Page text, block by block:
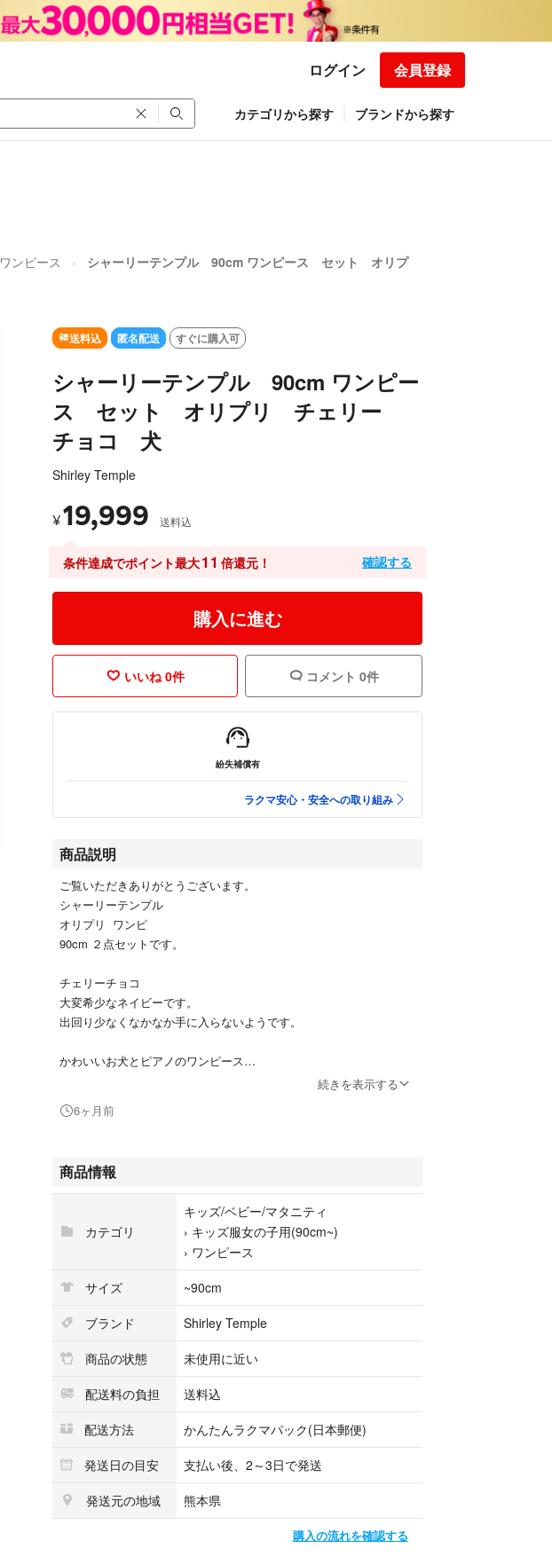
ログイン 会員登録
カテゴリから探す ブランドから探す
ワンピース
シャーリーテンプル 90cm ワンピース セット オリプ
送料込 匿名配送 すぐに購入可
シャーリーテンプル 90cm ワンピー
ス セット オリプリ チェリー
チョコ 犬
Shirley Temple
¥19,999 送料込
条件達成でポイント最大11 倍還元！ 確認する
購入に進む
いいね 0件 コメント 0件
紛失補償有
ラクマ安心・安全への取り組み
商品説明
ご覧いただきありがとうございます。
シャーリーテンプル
オリプリ ワンピ
90cm ２点セットです。
チェリーチョコ
大変希少なネイビーです。
出回り少なくなかなか手に入らないようです。
かわいいお犬とピアノのワンピース
音楽モチーフが大好きなのでお気に入りでした。
私が購入した金額はまだ高いですが、セットでお安くお譲りいたしま
す。
よろしくお願いします。
#シャーリー #シャーリーテンプル #オリプリ #オリジナル #さくら
んぼ #チェリー #チョコレート #チェリチョコ #犬 #音楽会 #音
楽 #ピアノ #ピンク #ネイビー #サックス #レア
続きを表示する
6ヶ月前
商品情報
カテゴリ
キッズ/ベビー/マタニティ
› キッズ服女の子用(90cm~)
› ワンピース
サイズ
~90cm
ブランド
Shirley Temple
商品の状態
未使用に近い
配送料の負担
送料込
配送方法
かんたんラクマパック(日本郵便)
発送日の目安
支払い後、2～3日で発送
発送元の地域
熊本県
購入の流れを確認する